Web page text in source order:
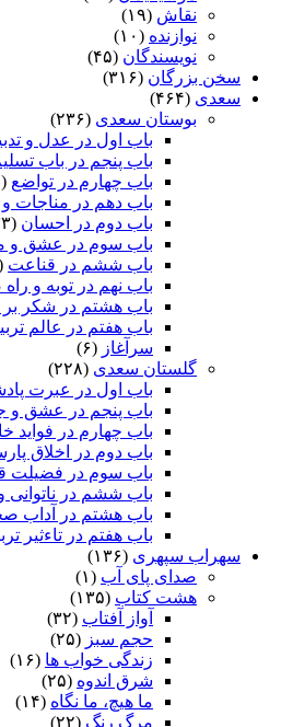
نقاش (۱۹)
نوازنده (۱۰)
نویسندگان (۴۵)
سخن بزرگان (۳۱۶)
سعدی (۴۶۴)
بوستان سعدی (۲۳۶)
باب اول در عدل و
باب پنجم در باب
باب چهارم در تواضع (۳۱)
باب دهم در مناجات
باب دوم در احسان (۳۳)
باب سوم در عشق و
باب ششم در قناعت
باب نهم در توبه و
باب هشتم در شکر
باب هفتم در عالم
سرآغاز (۶)
گلستان سعدی (۲۲۸)
باب اول در عبرت
باب پنجم در عشق و
باب چهارم در فواید
باب دوم در اخلاق
باب سوم در فضیلت
باب ششم در ناتوانى
باب هشتم در آداب
باب هفتم در تاءثیر
سهراب سپهری (۱۳۶)
صدای پای آب (۱)
هشت کتاب (۱۳۵)
آواز آفتاب (۳۲)
حجم سبز (۲۵)
زندگی خواب ها (۱۶)
شرق اندوه (۲۵)
ما هیچ، ما نگاه (۱۴)
مرگ رنگ (۲۲)